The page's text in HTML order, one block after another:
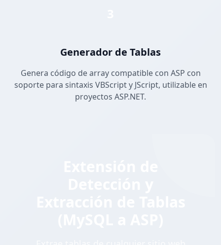
Generador de Tablas
Genera código de array compatible con ASP con
soporte para sintaxis VBScript y JScript, utilizable en
proyectos ASP.NET.